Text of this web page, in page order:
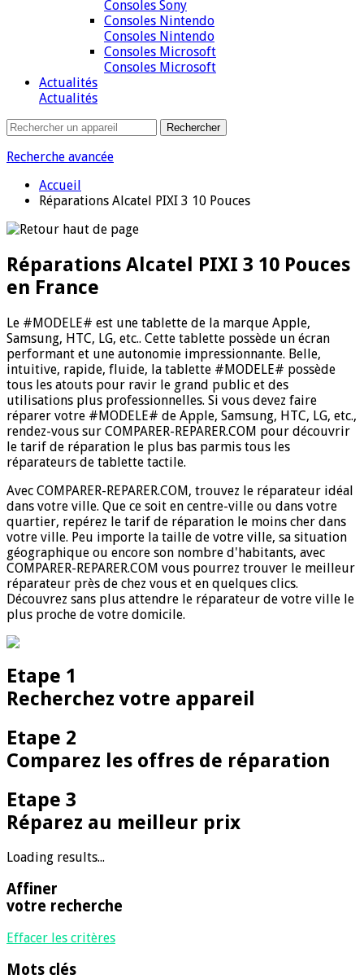
Consoles Sony
Consoles Nintendo
Consoles Nintendo
Consoles Microsoft
Consoles Microsoft
Actualités
Actualités
Recherche avancée
Accueil
Réparations Alcatel PIXI 3 10 Pouces
Réparations Alcatel PIXI 3 10 Pouces
en France
Le #MODELE# est une tablette de la marque Apple,
Samsung, HTC, LG, etc.. Cette tablette possède un écran
performant et une autonomie impressionnante. Belle,
intuitive, rapide, fluide, la tablette #MODELE# possède
tous les atouts pour ravir le grand public et des
utilisations plus professionnelles. Si vous devez faire
réparer votre #MODELE# de Apple, Samsung, HTC, LG, etc.,
rendez-vous sur COMPARER-REPARER.COM pour découvrir
le tarif de réparation le plus bas parmis tous les
réparateurs de tablette tactile.
Avec COMPARER-REPARER.COM, trouvez le réparateur idéal
dans votre ville. Que ce soit en centre-ville ou dans votre
quartier, repérez le tarif de réparation le moins cher dans
votre ville. Peu importe la taille de votre ville, sa situation
géographique ou encore son nombre d'habitants, avec
COMPARER-REPARER.COM vous pourrez trouver le meilleur
réparateur près de chez vous et en quelques clics.
Découvrez sans plus attendre le réparateur de votre ville le
plus proche de votre domicile.
Etape 1
Recherchez votre appareil
Etape 2
Comparez les offres de réparation
Etape 3
Réparez au meilleur prix
Loading results...
Affiner
votre recherche
Effacer les critères
Mots clés